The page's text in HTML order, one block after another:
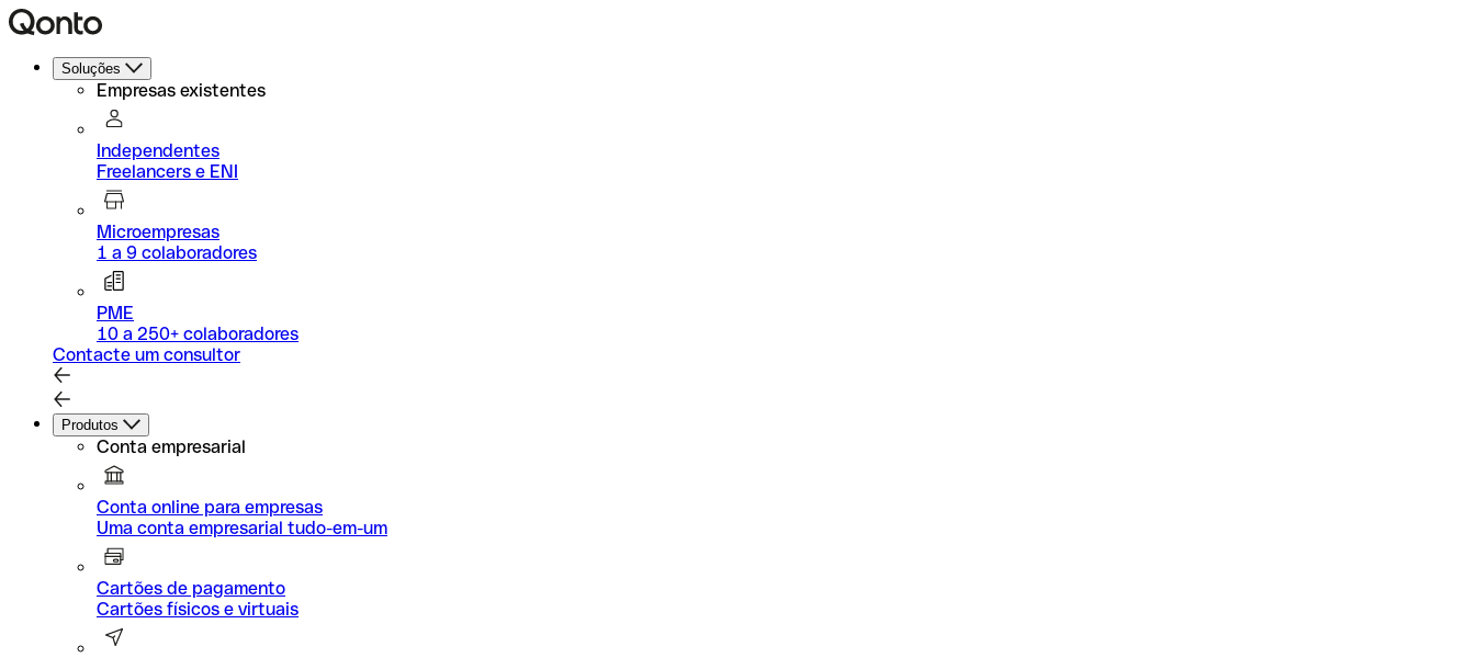
Soluções
Empresas existentes
Independentes
Freelancers e ENI
Microempresas
1 a 9 colaboradores
PME
10 a 250+ colaboradores
Contacte um consultor
Produtos
Conta empresarial
Conta online para empresas
Uma conta empresarial tudo-em-um
Cartões de pagamento
Cartões físicos e virtuais